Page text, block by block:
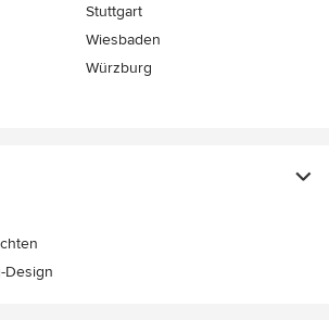
Stuttgart
Wiesbaden
Würzburg
Design